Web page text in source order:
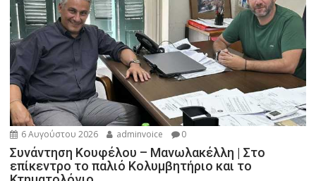
6 Αυγούστου 2026 adminvoice 0
Συνάντηση Κουφέλου – Μανωλακέλλη | Στο
επίκεντρο το παλιό Κολυμβητήριο και το